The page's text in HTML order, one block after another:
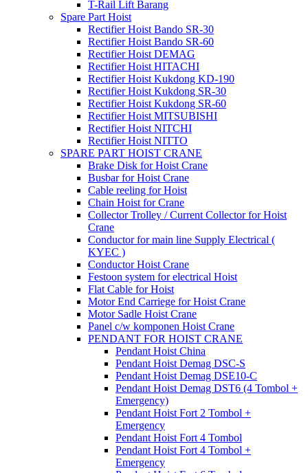
T-Rail Lift Barang
Spare Part Hoist
Rectifier Hoist Bando SR-30
Rectifier Hoist Bando SR-60
Rectifier Hoist DEMAG
Rectifier Hoist HITACHI
Rectifier Hoist Kukdong KD-190
Rectifier Hoist Kukdong SR-30
Rectifier Hoist Kukdong SR-60
Rectifier Hoist MITSUBISHI
Rectifier Hoist NITCHI
Rectifier Hoist NITTO
SPARE PART HOIST CRANE
Brake Disk for Hoist Crane
Busbar for Hoist Crane
Cable reeling for Hoist
Chain Hoist for Crane
Collector Trolley / Current Collector for Hoist
Crane
Conductor for main line Supply Electrical (
KYEC )
Conductor Hoist Crane
Festoon system for electrical Hoist
Flat Cable for Hoist
Motor End Carriege for Hoist Crane
Motor Sadle Hoist Crane
Panel c/w komponen Hoist Crane
PENDANT FOR HOIST CRANE
Pendant Hoist China
Pendant Hoist Demag DSC-S
Pendant Hoist Demag DSE10-C
Pendant Hoist Demag DST6 (4 Tombol +
Emergency)
Pendant Hoist Fort 2 Tombol +
Emergency
Pendant Hoist Fort 4 Tombol
Pendant Hoist Fort 4 Tombol +
Emergency